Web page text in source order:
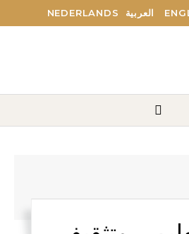
العربية NEDERLANDS